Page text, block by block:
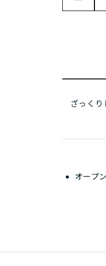
ざっく
オープ